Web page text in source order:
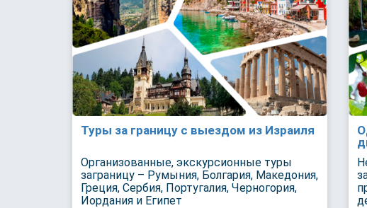
Туры за границу с выездом из Израиля
Организованные, экскурсионные туры
заграницу – Румыния, Болгария, Македония,
Греция, Сербия, Португалия, Черногория,
Иордания и Египет